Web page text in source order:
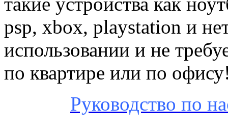
psp, xbox, playstation и
использовании и не
по квартире или по
Руководство по